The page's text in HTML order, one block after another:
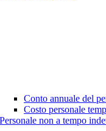
Conto annuale del
Costo personale
Personale non a tempo